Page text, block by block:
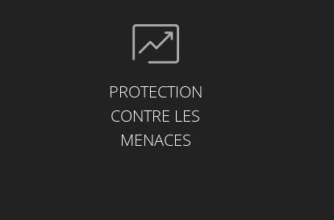
PROTECTION
CONTRE LES
MENACES